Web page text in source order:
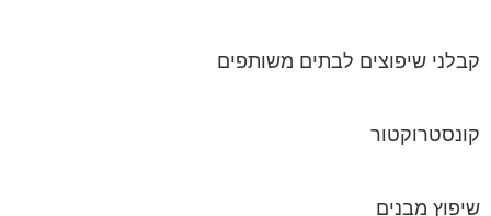
קבלני שיפוצים לבתים משותפים
קונסטרוקטור
שיפוץ מבנים